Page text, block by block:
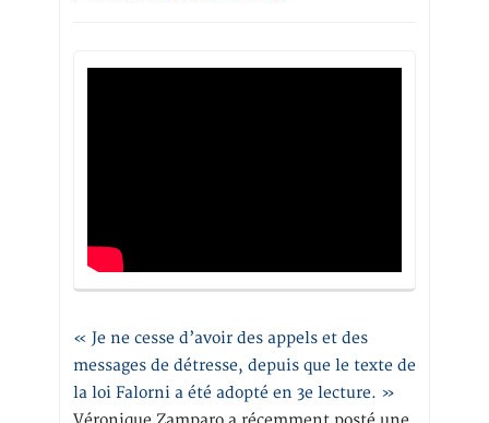
« Je ne cesse d’avoir des appels et des
messages de détresse, depuis que le texte de
la loi Falorni a été adopté en 3e lecture. »